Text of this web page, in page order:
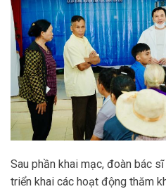
Sau phần khai mạc, đoàn bác
triển khai các hoạt động thăm